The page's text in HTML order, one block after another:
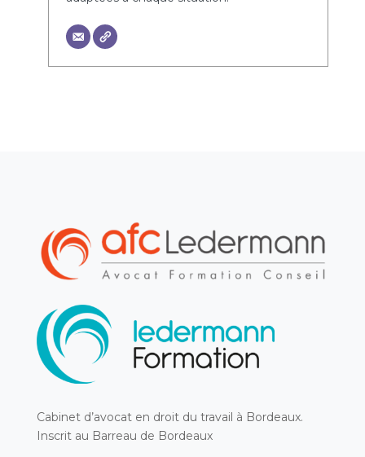
Cabinet d’avocat en droit du travail à Bordeaux.
Inscrit au Barreau de Bordeaux